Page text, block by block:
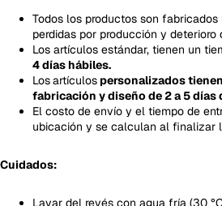
Todos los productos son
perdidas por producción y deterioro
Los artículos estándar, tienen un
4 días hábiles.
Losartículos personalizados
fabricación y diseño de 2 a 5 días
El costo de envío y el tiempo de
ubicación y se calculan al finalizar
Cuidados:
Lavar del revés con agua fría (30